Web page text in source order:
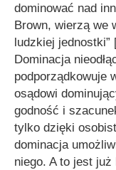
dominować nad
Brown, wierzą we
ludzkiej jednostki”
Dominacja
podporządkowuje
osądowi
godność i
tylko dzięki
dominacja
niego. A to jest